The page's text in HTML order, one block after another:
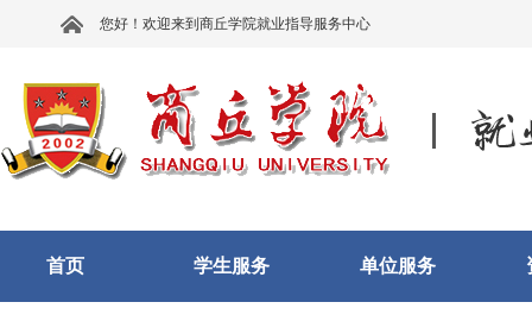
您好！欢迎来到商丘学院就业指导服务中心
首页 学生服务 单位服务